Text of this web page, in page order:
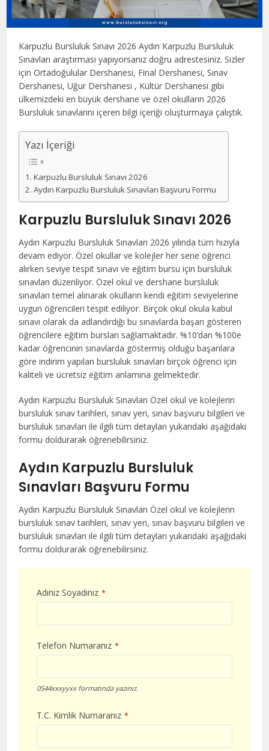
Karpuzlu Bursluluk Sınavı 2026 Aydın Karpuzlu Bursluluk
Sınavları araştırması yapıyorsanız doğru adrestesiniz. Sizler
için Ortadoğulular Dershanesi, Final Dershanesi, Sınav
Dershanesi, Uğur Dershanesi , Kültür Dershanesi gibi
ülkemizdeki en büyük dershane ve özel okulların 2026
Bursluluk sınavlarını içeren bilgi içeriği oluşturmaya çalıştık.
Yazı İçeriği
Karpuzlu Bursluluk Sınavı 2026
Aydın Karpuzlu Bursluluk Sınavları Başvuru Formu
Karpuzlu Bursluluk Sınavı 2026
Aydın Karpuzlu Bursluluk Sınavları 2026 yılında tüm hızıyla
devam ediyor. Özel okullar ve kolejler her sene öğrenci
alırken seviye tespit sınavı ve eğitim bursu için bursluluk
sınavları düzenliyor. Özel okul ve dershane bursluluk
sınavları temel alınarak okulların kendi eğitim seviyelerine
uygun öğrencileri tespit ediliyor. Birçok okul okula kabul
sınavı olarak da adlandırdığı bu sınavlarda başarı gösteren
öğrencilere eğitim bursları sağlamaktadır. %10’dan %100e
kadar öğrencinin sınavlarda göstermiş olduğu başarılara
göre indirim yapılan bursluluk sınavları birçok öğrenci için
kaliteli ve ücretsiz eğitim anlamına gelmektedir.
Aydın Karpuzlu Bursluluk Sınavları Özel okul ve kolejlerin
bursluluk sınav tarihleri, sınav yeri, sınav başvuru bilgileri ve
bursluluk sınavları ile ilgili tüm detayları yukarıdaki aşağıdaki
formu doldurarak öğrenebilirsiniz.
Aydın Karpuzlu Bursluluk
Sınavları Başvuru Formu
Aydın Karpuzlu Bursluluk Sınavları Özel okul ve kolejlerin
bursluluk sınav tarihleri, sınav yeri, sınav başvuru bilgileri ve
bursluluk sınavları ile ilgili tüm detayları yukarıdaki aşağıdaki
formu doldurarak öğrenebilirsiniz.
Adınız Soyadınız *
Telefon Numaranız *
0544xxxyyxx formatında yazınız.
T.C. Kimlik Numaranız *